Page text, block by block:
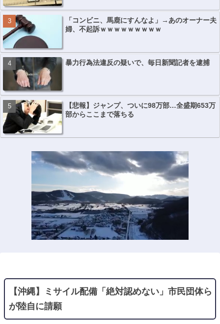
「コンビニ、馬鹿にすんなよ」→あのオーナー夫
婦、不起訴ｗｗｗｗｗｗｗｗｗ
暴力行為法違反の疑いで、毎日新聞記者を逮捕
【悲報】ジャンプ、ついに98万部…全盛期653万
部からここまで落ちる
【沖縄】ミサイル配備「絶対認めない」市民団体ら
が陸自に請願